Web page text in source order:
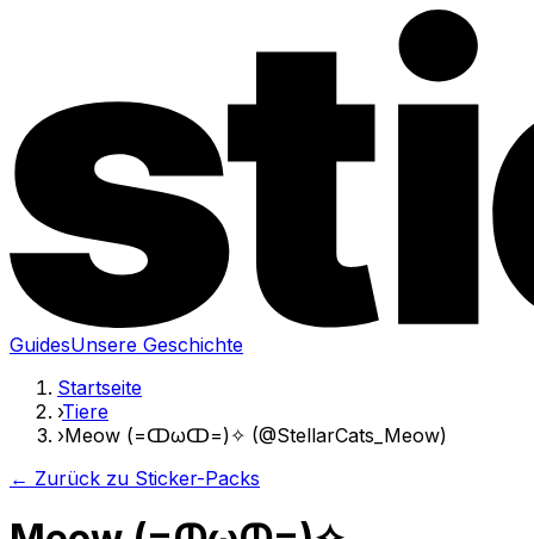
GuidesUnsere Geschichte
Startseite
›Tiere
›Meow (=ↀωↀ=)✧ (@StellarCats_Meow)
← Zurück zu Sticker-Packs